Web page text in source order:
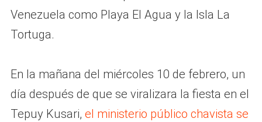
Venezuela como Playa El Agua y la Isla La
Tortuga.
En la mañana del miércoles 10 de febrero, un
día después de que se viralizara la fiesta en el
Tepuy Kusari, el ministerio público chavista se